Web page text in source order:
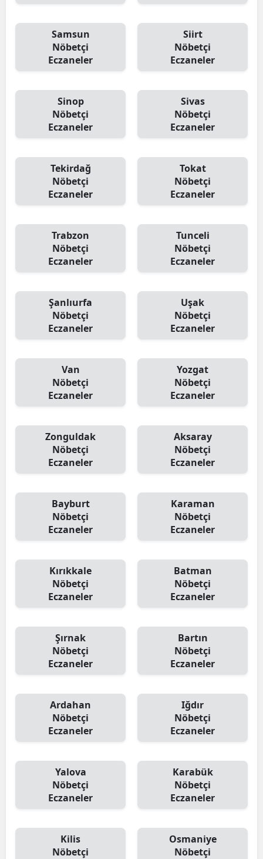
Samsun
Nöbetçi
Eczaneler
Siirt
Nöbetçi
Eczaneler
Sinop
Nöbetçi
Eczaneler
Sivas
Nöbetçi
Eczaneler
Tekirdağ
Nöbetçi
Eczaneler
Tokat
Nöbetçi
Eczaneler
Trabzon
Nöbetçi
Eczaneler
Tunceli
Nöbetçi
Eczaneler
Şanlıurfa
Nöbetçi
Eczaneler
Uşak
Nöbetçi
Eczaneler
Van
Nöbetçi
Eczaneler
Yozgat
Nöbetçi
Eczaneler
Zonguldak
Nöbetçi
Eczaneler
Aksaray
Nöbetçi
Eczaneler
Bayburt
Nöbetçi
Eczaneler
Karaman
Nöbetçi
Eczaneler
Kırıkkale
Nöbetçi
Eczaneler
Batman
Nöbetçi
Eczaneler
Şırnak
Nöbetçi
Eczaneler
Bartın
Nöbetçi
Eczaneler
Ardahan
Nöbetçi
Eczaneler
Iğdır
Nöbetçi
Eczaneler
Yalova
Nöbetçi
Eczaneler
Karabük
Nöbetçi
Eczaneler
Kilis
Nöbetçi
Osmaniye
Nöbetçi